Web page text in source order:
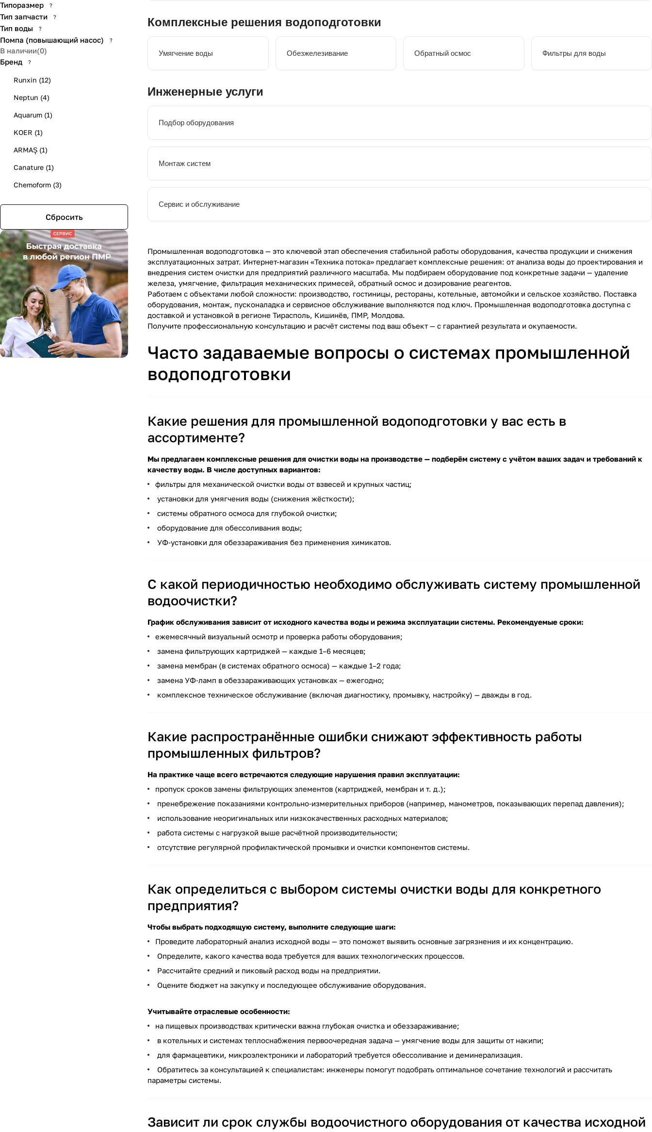
Комплексные решения водоподготовки
Умягчение воды Обезжелезивание Обратный осмос Фильтры для воды
Инженерные услуги
Подбор оборудования
Монтаж систем
Сервис и обслуживание
Промышленная водоподготовка — это ключевой этап обеспечения стабильной работы оборудования, качества продукции и снижения
эксплуатационных затрат. Интернет-магазин «Техника потока» предлагает комплексные решения: от анализа воды до проектирования и
внедрения систем очистки для предприятий различного масштаба. Мы подбираем оборудование под конкретные задачи — удаление
железа, умягчение, фильтрация механических примесей, обратный осмос и дозирование реагентов.
Работаем с объектами любой сложности: производство, гостиницы, рестораны, котельные, автомойки и сельское хозяйство. Поставка
оборудования, монтаж, пусконаладка и сервисное обслуживание выполняются под ключ. Промышленная водоподготовка доступна с
доставкой и установкой в регионе Тирасполь, Кишинёв, ПМР, Молдова.
Получите профессиональную консультацию и расчёт системы под ваш объект — с гарантией результата и окупаемости.
Часто задаваемые вопросы о системах промышленной
водоподготовки
Какие решения для промышленной водоподготовки у вас есть в
ассортименте?
Мы предлагаем комплексные решения для очистки воды на производстве — подберём систему с учётом ваших задач и требований к
качеству воды. В числе доступных вариантов:
фильтры для механической очистки воды от взвесей и крупных частиц;
установки для умягчения воды (снижения жёсткости);
системы обратного осмоса для глубокой очистки;
оборудование для обессоливания воды;
УФ‑установки для обеззараживания без применения химикатов.
С какой периодичностью необходимо обслуживать систему промышленной
водоочистки?
График обслуживания зависит от исходного качества воды и режима эксплуатации системы. Рекомендуемые сроки:
ежемесячный визуальный осмотр и проверка работы оборудования;
замена фильтрующих картриджей — каждые 1–6 месяцев;
замена мембран (в системах обратного осмоса) — каждые 1–2 года;
замена УФ‑ламп в обеззараживающих установках — ежегодно;
комплексное техническое обслуживание (включая диагностику, промывку, настройку) — дважды в год.
Какие распространённые ошибки снижают эффективность работы
промышленных фильтров?
На практике чаще всего встречаются следующие нарушения правил эксплуатации:
пропуск сроков замены фильтрующих элементов (картриджей, мембран и т. д.);
пренебрежение показаниями контрольно‑измерительных приборов (например, манометров, показывающих перепад давления);
использование неоригинальных или низкокачественных расходных материалов;
работа системы с нагрузкой выше расчётной производительности;
отсутствие регулярной профилактической промывки и очистки компонентов системы.
Как определиться с выбором системы очистки воды для конкретного
предприятия?
Чтобы выбрать подходящую систему, выполните следующие шаги:
Проведите лабораторный анализ исходной воды — это поможет выявить основные загрязнения и их концентрацию.
Определите, какого качества вода требуется для ваших технологических процессов.
Рассчитайте средний и пиковый расход воды на предприятии.
Оцените бюджет на закупку и последующее обслуживание оборудования.
Учитывайте отраслевые особенности:
на пищевых производствах критически важна глубокая очистка и обеззараживание;
в котельных и системах теплоснабжения первоочередная задача — умягчение воды для защиты от накипи;
для фармацевтики, микроэлектроники и лабораторий требуется обессоливание и деминерализация.
Обратитесь за консультацией к специалистам: инженеры помогут подобрать оптимальное сочетание технологий и рассчитать
параметры системы.
Зависит ли срок службы водоочистного оборудования от качества исходной
Типоразмер ?
Тип запчасти ?
Тип воды ?
Помпа (повышающий насос) ?
В наличии(0)
Бренд
?
Runxin (12)
Neptun (4)
Aquarum (1)
KOER (1)
ARMAŞ (1)
Canature (1)
Chemoform (3)
VODOLEY(1)
Сбросить